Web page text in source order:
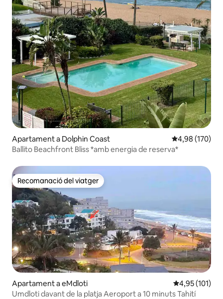
Apartament a Dolphin Coast 4,98 de
4,98 (170)
Ballito Beachfront Bliss *amb energia de reserva*
Recomanació del viatger
Recomanació del viatger
Apartament a eMdloti 4,95 de
4,95 (101)
Umdloti davant de la platja Aeroport a 10 minuts Tahití